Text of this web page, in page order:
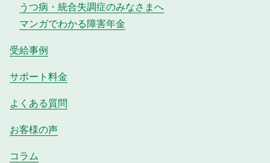
うつ病・統合失調症のみなさまへ
マンガでわかる障害年金
受給事例
サポート料金
よくある質問
お客様の声
コラム